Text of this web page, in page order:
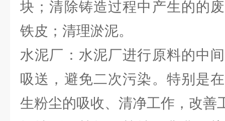
块；清除铸造过程中产生的的
铁皮；清理淤泥。
水泥厂：水泥厂进行原料的中
吸送，避免二次污染。特别是
生粉尘的吸收、清净工作，改善